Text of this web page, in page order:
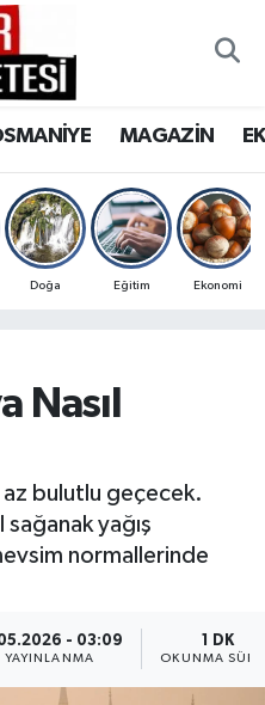
MAGAZİN
Doğa Eğitim Ekonomi
Nasıl
az bulutlu geçecek.
yağış
normallerinde
- 03:09
YAYINLANMA
1 DK
OKUNMA
Haritası
ve Fikstür